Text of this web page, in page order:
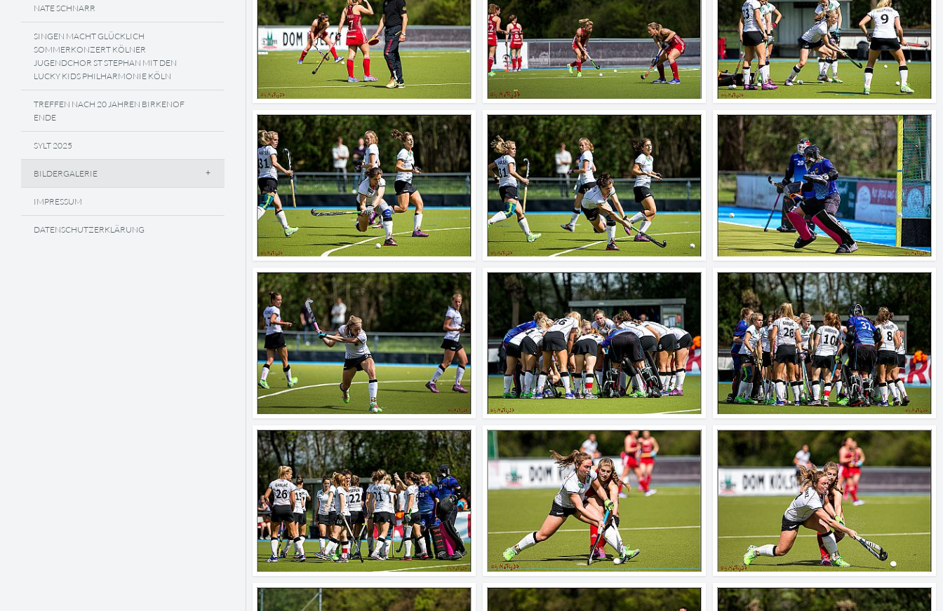
NATE SCHNARR
SINGEN MACHT GLÜCKLICH
SOMMERKONZERT KÖLNER
JUGENDCHOR ST STEPHAN MIT DEN
LUCKY KIDS PHILHARMONIE KÖLN
TREFFEN NACH 20 JAHREN BIRKENOF
ENDE
SYLT 2025
BILDERGALERIE
IMPRESSUM
DATENSCHUTZERKLÄRUNG